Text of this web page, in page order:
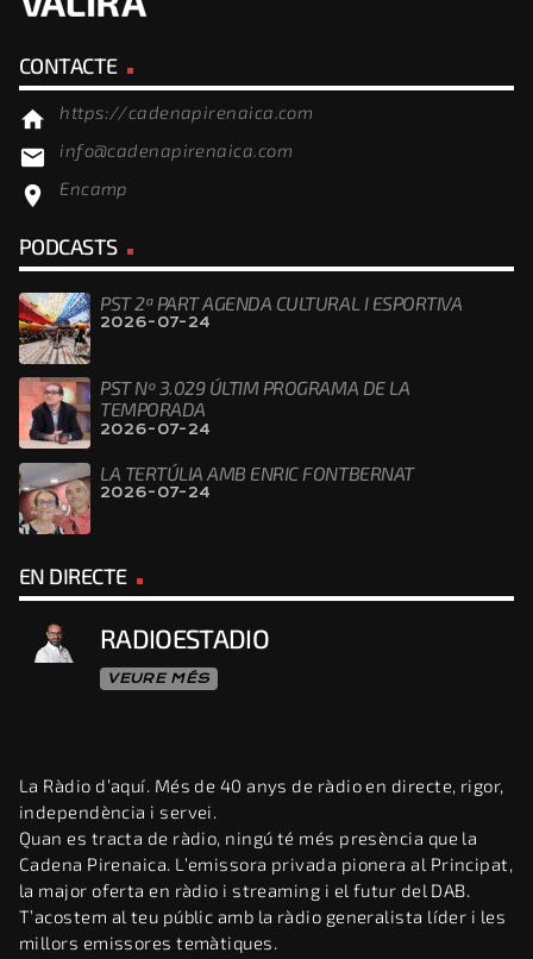
CONTACTE
home https://cadenapirenaica.com
email info@cadenapirenaica.com
location_on Encamp
PODCASTS
PST 2ª PART AGENDA CULTURAL I ESPORTIVA
2026-07-24
PST Nº 3.029 ÚLTIM PROGRAMA DE LA
TEMPORADA
2026-07-24
LA TERTÚLIA AMB ENRIC FONTBERNAT
2026-07-24
EN DIRECTE
RADIOESTADIO
VEURE MÉS
La Ràdio d’aquí. Més de 40 anys de ràdio en directe, rigor,
independència i servei.
Quan es tracta de ràdio, ningú té més presència que la
Cadena Pirenaica. L’emissora privada pionera al Principat,
la major oferta en ràdio i streaming i el futur del DAB.
T’acostem al teu públic amb la ràdio generalista líder i les
millors emissores temàtiques.